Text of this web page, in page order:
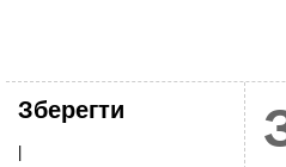
Зберегти